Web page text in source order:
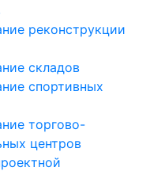
реконструкции
складов
спортивных
торгово-
центров